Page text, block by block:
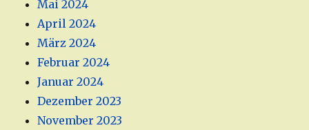
Mai 2024
April 2024
März 2024
Februar 2024
Januar 2024
Dezember 2023
November 2023